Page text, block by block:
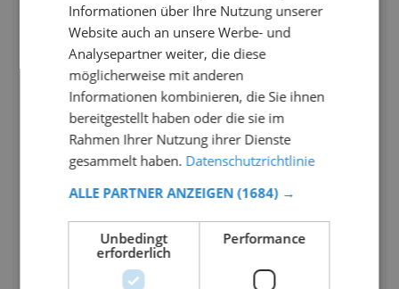
Informationen über Ihre Nutzung unserer
Website auch an unsere Werbe- und
Analysepartner weiter, die diese
möglicherweise mit anderen
Informationen kombinieren, die Sie ihnen
bereitgestellt haben oder die sie im
Rahmen Ihrer Nutzung ihrer Dienste
gesammelt haben. Datenschutzrichtlinie
ALLE PARTNER ANZEIGEN (1684) →
Unbedingt
erforderlich
Performance